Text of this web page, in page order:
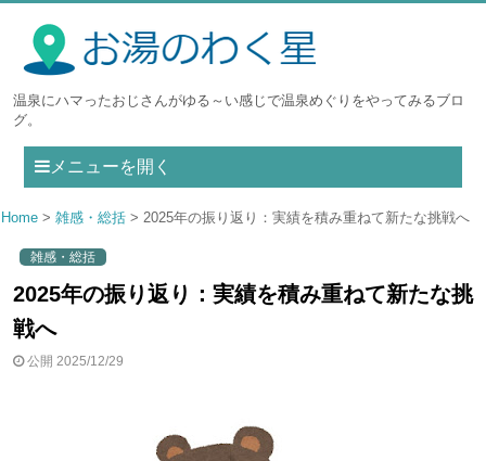
温泉にハマったおじさんがゆる～い感じで温泉めぐりをやってみるブロ
グ。
メニューを開く
Home 雑感・総括 2025年の振り返り：実績を積み重ねて新たな挑戦へ
雑感・総括
2025年の振り返り：実績を積み重ねて新たな挑
戦へ
公開 2025/12/29